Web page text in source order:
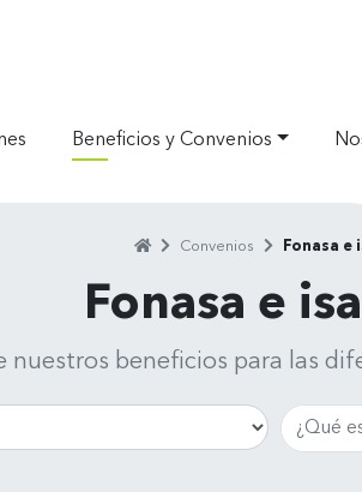
Beneficios y Convenios
HomeConvenios
Fonasa e
Fonasa e
nuestros beneficios para las
Buscar